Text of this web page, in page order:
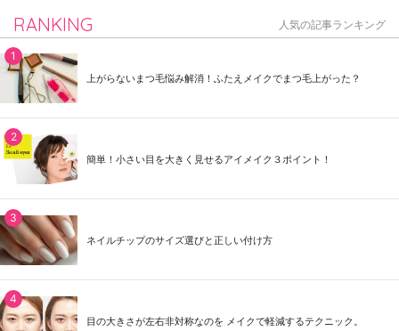
RANKING 人気の記事ランキング
上がらないまつ毛悩み解消！ふたえメイクでまつ毛上がった？
簡単！小さい目を大きく見せるアイメイク３ポイント！
ネイルチップのサイズ選びと正しい付け方
目の大きさが左右非対称なのを メイクで軽減するテクニック。